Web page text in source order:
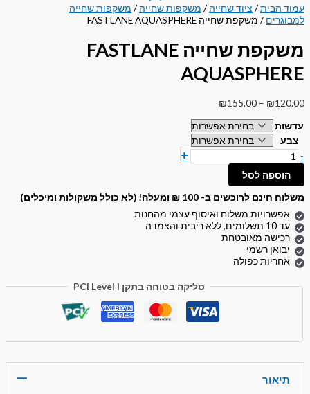
עמוד הבית/ ציוד שחייה / משקפות שחייה / משקפות שחייה
למבוגרים / משקפת שחייה FASTLANE AQUASPHERE
משקפת שחייה FASTLANE
AQUASPHERE
₪120.00
–
₪155.00
עדשות
צבע
-
+
הוספה לסל
משלוח חינם לרוכשים ב- 100 ₪ ומעלה! (לא כולל משקולות ומיכלים)
אפשרויות משלוח ואיסוף עצמי מהחנות
עד 10 תשלומים, ללא ריבית והצמדה
רכישה מאובטחת
יבואן רשמי
אחריות כפולה
סליקה בטוחה בתקן PCI Level I
תיאור